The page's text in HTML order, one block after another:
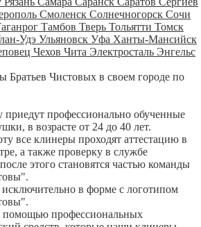
Смоленск Солнечногорск Сочи
Тамбов Тверь Тольятти Томск
Удэ Ульяновск Уфа Ханты-Мансийск
Чехов Чита Электросталь Энгельс
Братьев Чистовых в своем городе по
приедут профессионально обученные
в возрасте от 24 до 40 лет.
все клинеры проходят аттестацию в
а также проверку в службе
этого становятся частью команды
в форме с логотипом
помощью профессиональных